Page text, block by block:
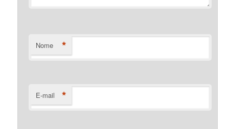
Nome *
E-mail *